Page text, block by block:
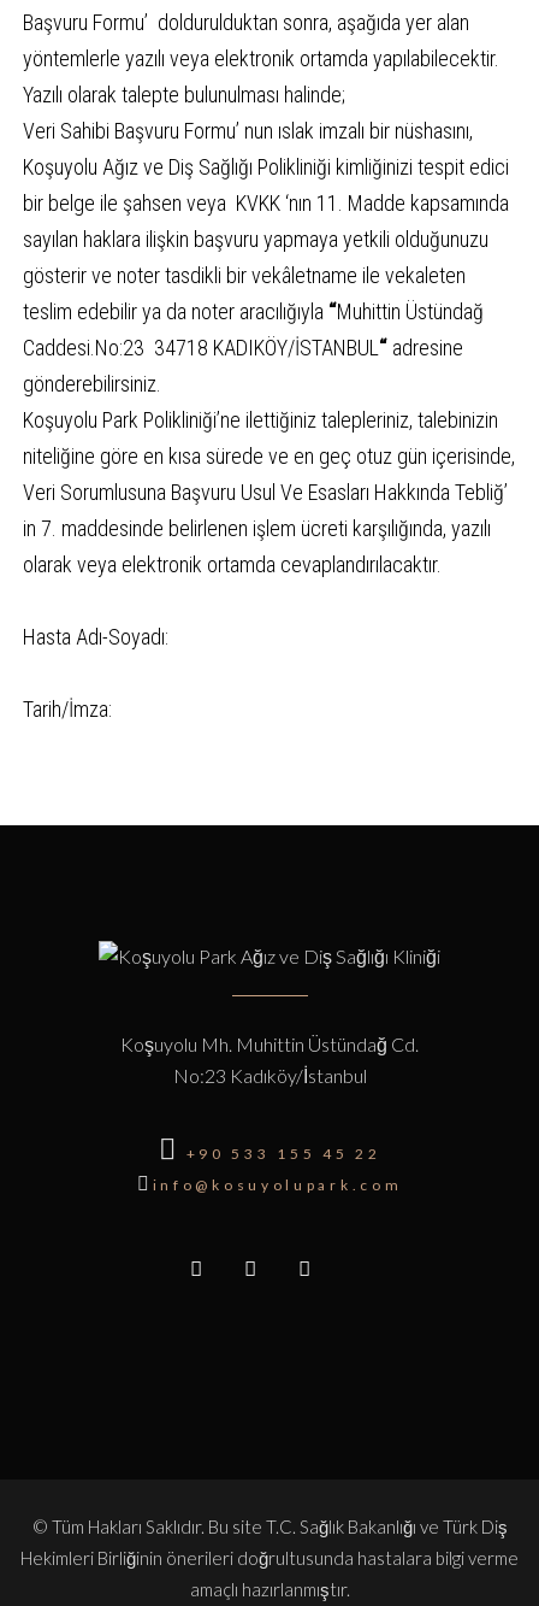
Başvuru Formu’ doldurulduktan sonra, aşağıda yer alan
yöntemlerle yazılı veya elektronik ortamda yapılabilecektir.
Yazılı olarak talepte bulunulması halinde;
Veri Sahibi Başvuru Formu’ nun ıslak imzalı bir nüshasını,
Koşuyolu Ağız ve Diş Sağlığı Polikliniği kimliğinizi tespit edici
bir belge ile şahsen veya KVKK ‘nın 11. Madde kapsamında
sayılan haklara ilişkin başvuru yapmaya yetkili olduğunuzu
gösterir ve noter tasdikli bir vekâletname ile vekaleten
teslim edebilir ya da noter aracılığıyla “Muhittin Üstündağ
Caddesi.No:23 34718 KADIKÖY/İSTANBUL “ adresine
gönderebilirsiniz.
Koşuyolu Park Polikliniği’ne ilettiğiniz talepleriniz, talebinizin
niteliğine göre en kısa sürede ve en geç otuz gün içerisinde,
Veri Sorumlusuna Başvuru Usul Ve Esasları Hakkında Tebliğ’
in 7. maddesinde belirlenen işlem ücreti karşılığında, yazılı
olarak veya elektronik ortamda cevaplandırılacaktır.
Hasta Adı-Soyadı:
Tarih/İmza:
Koşuyolu Mh. Muhittin Üstündağ Cd.
No:23 Kadıköy/İstanbul
 +90 533 155 45 22
 info@kosuyolupark.com
© Tüm Hakları Saklıdır. Bu site T.C. Sağlık Bakanlığı ve Türk Diş
Hekimleri Birliğinin önerileri doğrultusunda hastalara bilgi verme
amaçlı hazırlanmıştır.